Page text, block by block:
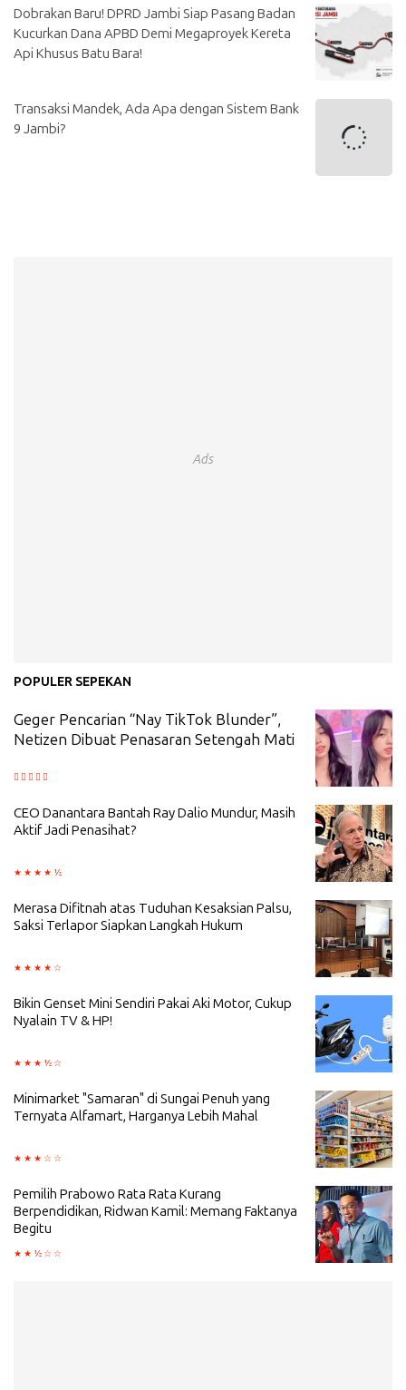
Dobrakan Baru! DPRD Jambi Siap Pasang Badan
Kucurkan Dana APBD Demi Megaproyek Kereta
Api Khusus Batu Bara!
Transaksi Mandek, Ada Apa dengan Sistem Bank
9 Jambi?
Ads
POPULER SEPEKAN
Geger Pencarian “Nay TikTok Blunder”,
Netizen Dibuat Penasaran Setengah Mati
CEO Danantara Bantah Ray Dalio Mundur, Masih
Aktif Jadi Penasihat?
Merasa Difitnah atas Tuduhan Kesaksian Palsu,
Saksi Terlapor Siapkan Langkah Hukum
Bikin Genset Mini Sendiri Pakai Aki Motor, Cukup
Nyalain TV & HP!
Minimarket "Samaran" di Sungai Penuh yang
Ternyata Alfamart, Harganya Lebih Mahal
Pemilih Prabowo Rata Rata Kurang
Berpendidikan, Ridwan Kamil: Memang Faktanya
Begitu